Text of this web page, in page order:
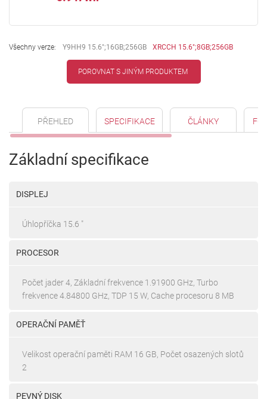
Všechny verze: Y9HH9 15.6";16GB;256GB XRCCH 15.6";8GB;256GB
POROVNAT S JINÝM PRODUKTEM
PŘEHLED SPECIFIKACE ČLÁNKY
Základní specifikace
DISPLEJ
Úhlopříčka 15.6 "
PROCESOR
Počet jader 4, Základní frekvence 1.91900 GHz, Turbo
frekvence 4.84800 GHz, TDP 15 W, Cache procesoru 8 MB
OPERAČNÍ PAMĚŤ
Velikost operační paměti RAM 16 GB, Počet osazených slotů
2
PEVNÝ DISK